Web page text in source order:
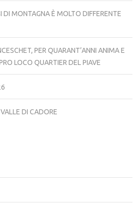
DI MONTAGNA È MOLTO DIFFERENTE
PER QUARANT’ANNI ANIMA E
LOCO QUARTIER DEL PIAVE
DI CADORE